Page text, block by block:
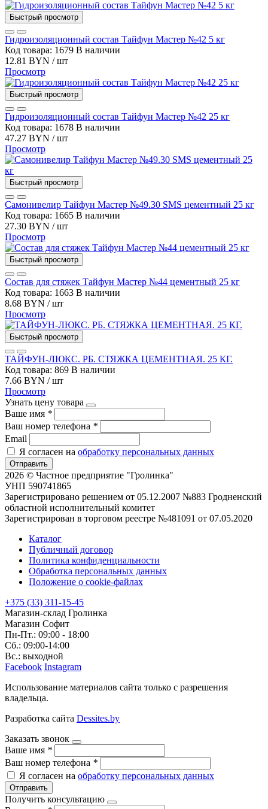
Быстрый просмотр
Гидроизоляционный состав Тайфун Мастер №42 5 кг
Код товара: 1679 В наличии
12.81 BYN / шт
Просмотр
Быстрый просмотр
Гидроизоляционный состав Тайфун Мастер №42 25 кг
Код товара: 1678 В наличии
47.27 BYN / шт
Просмотр
Быстрый просмотр
Самонивелир Тайфун Мастер №49.30 SMS цементный 25 кг
Код товара: 1665 В наличии
27.30 BYN / шт
Просмотр
Быстрый просмотр
Состав для стяжек Тайфун Мастер №44 цементный 25 кг
Код товара: 1663 В наличии
8.68 BYN / шт
Просмотр
Быстрый просмотр
ТАЙФУН-ЛЮКС. РБ. СТЯЖКА ЦЕМЕНТНАЯ. 25 КГ.
Код товара: 869 В наличии
7.66 BYN / шт
Просмотр
Узнать цену товара
Ваше имя *
Ваш номер телефона *
Email
Я согласен на обработку персональных данных
Отправить
2026 © Частное предприятие "Гролинка"
УНП 590741865
Зарегистрировано решением от 05.12.2007 №883 Гродненский
областной исполнительный комитет
Зарегистрирован в торговом реестре №481091 от 07.05.2020
Каталог
Публичный договор
Политика конфиденциальности
Обработка персональных данных
Положение о cookie-файлах
+375 (33) 311-15-45
Магазин-склад Гролинка
Магазин Софит
Пн-Пт.: 09:00 - 18:00
Сб.: 09:00-14:00
Вс.: выходной
Facebook Instagram
Использование материалов сайта только с разрешения
владельца.
Разработка сайта Dessites.by
Заказать звонок
Ваше имя *
Ваш номер телефона *
Я согласен на обработку персональных данных
Отправить
Получить консультацию